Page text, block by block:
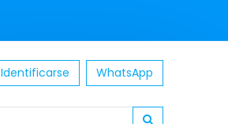
Identificarse WhatsApp